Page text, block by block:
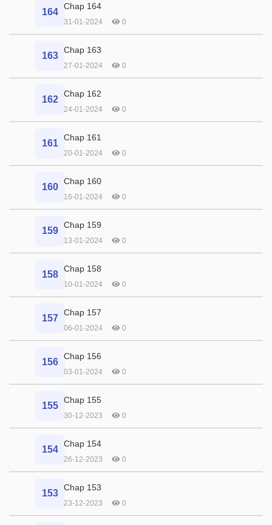
164
Chap 164
31-01-2024 0
163
Chap 163
27-01-2024 0
162
Chap 162
24-01-2024 0
161
Chap 161
20-01-2024 0
160
Chap 160
16-01-2024 0
159
Chap 159
13-01-2024 0
158
Chap 158
10-01-2024 0
157
Chap 157
06-01-2024 0
156
Chap 156
03-01-2024 0
155
Chap 155
30-12-2023 0
154
Chap 154
26-12-2023 0
153
Chap 153
23-12-2023 0